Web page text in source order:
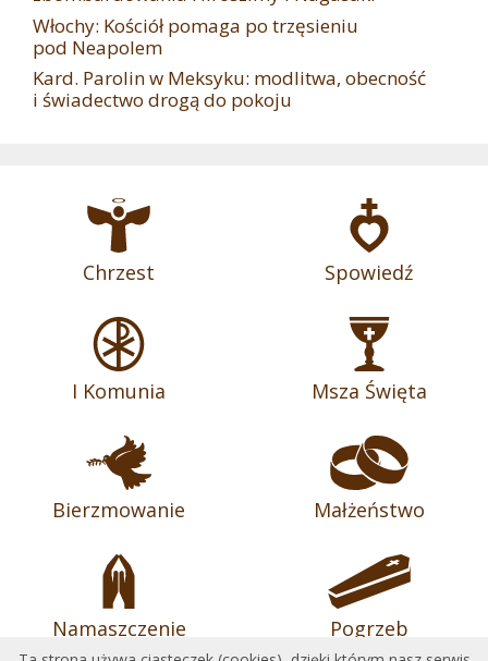
Włochy: Kościół pomaga po trzęsieniu
pod Neapolem
Kard. Parolin w Meksyku: modlitwa, obecność
i świadectwo drogą do pokoju
Chrzest Spowiedź
I Komunia Msza Święta
Bierzmowanie Małżeństwo
Namaszczenie Pogrzeb